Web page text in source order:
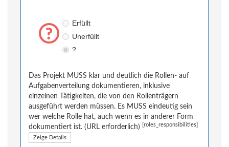
Erfüllt
Unerfüllt
?
Das Projekt MUSS klar und deutlich die Rollen- auf
Aufgabenverteilung dokumentieren, inklusive
einzelnen Tätigkeiten, die von den Rollenträgern
ausgeführt werden müssen. Es MUSS eindeutig sein
wer welche Rolle hat, auch wenn es in anderer Form
dokumentiert ist. (URL erforderlich)
[roles_responsibilities]
Zeige Details